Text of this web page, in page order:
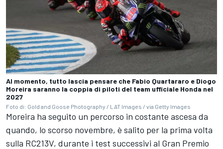
Al momento, tutto lascia pensare che Fabio Quartararo e Diogo
Moreira saranno la coppia di piloti del team ufficiale Honda nel
2027
Foto di: Gold and Goose Photography / LAT Images / via Getty Images
Moreira ha seguito un percorso in costante ascesa da
quando, lo scorso novembre, è salito per la prima volta
sulla RC213V, durante i test successivi al Gran Premio